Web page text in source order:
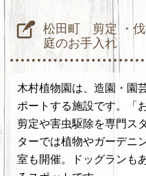
松田町 剪定 ・
庭のお手入れ
木村植物園は、造園・園
ポートする施設です。「
剪定や害虫駆除を専門ス
ターでは植物やガーデニ
室も開催。ドッグランも